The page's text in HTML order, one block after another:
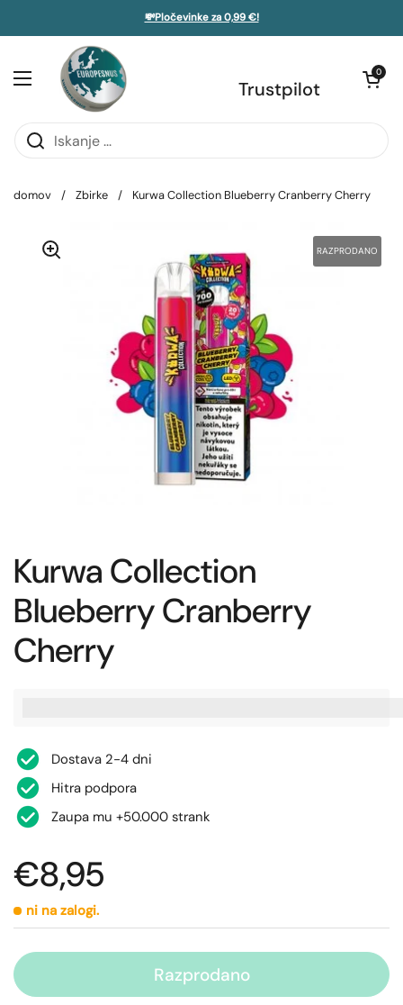
💸Pločevinke za 0,99 €!
Trustpilot
Odprite meni Odpri0
stransko vrstico
domov / Zbirke / Kurwa Collection Blueberry Cranberry Cherry
RAZPRODANO
Kurwa Collection
Blueberry Cranberry
Cherry
Dostava 2-4 dni
Hitra podpora
Zaupa mu +50.000 strank
€8,95
ni na zalogi.
Razprodano